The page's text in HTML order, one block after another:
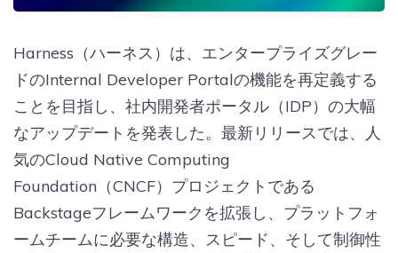
Harness（ハーネス）は、エンタープライズグレー
ドのInternal Developer Portalの機能を再定義する
ことを目指し、社内開発者ポータル（IDP）の大幅
なアップデートを発表した。最新リリースでは、人
気のCloud Native Computing
Foundation（CNCF）プロジェクトである
Backstageフレームワークを拡張し、プラットフォ
ームチームに必要な構造、スピード、そして制御性